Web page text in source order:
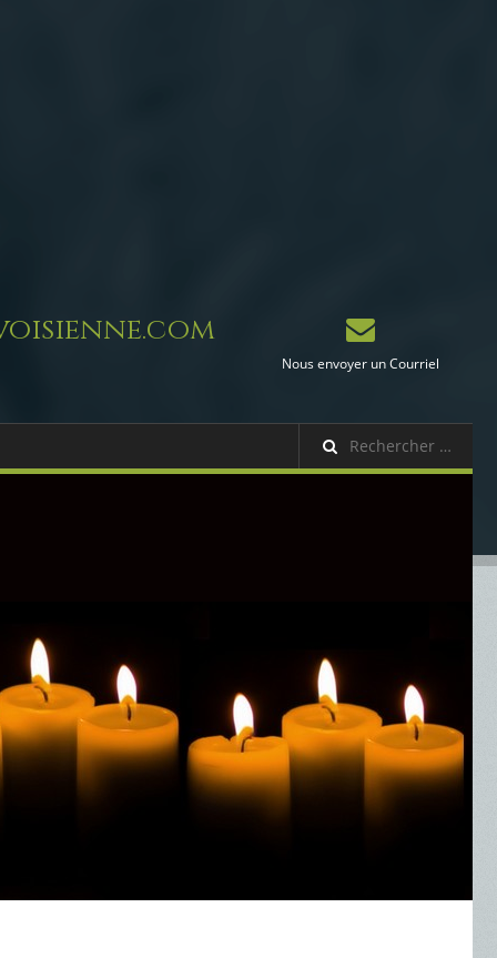
Nous envoyer un Courriel